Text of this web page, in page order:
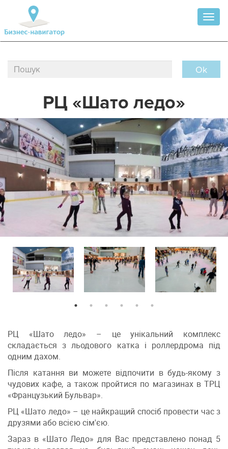
Ok
РЦ «Шато ледо»
РЦ «Шато ледо» – це унікальний комплекс
складається з льодового катка і роллердрома під
одним дахом.
Після катання ви можете відпочити в будь-якому з
чудових кафе, а також пройтися по магазинах в ТРЦ
«Французький Бульвар».
РЦ «Шато ледо» – це найкращий спосіб провести час з
друзями або всією сім'єю.
Зараз в «Шато Ледо» для Вас представлено понад 5